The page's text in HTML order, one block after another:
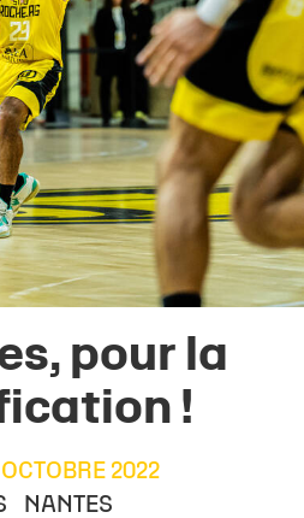
pour la
!
2022
NANTES